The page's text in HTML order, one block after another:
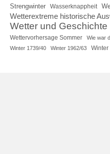
Strengwinter Wasserknappheit
Wetterextreme historische
Wetter und Geschichte
Wettervorhersage Sommer
Wie war
Winter 1739/40
Winter 1962/63 Winter